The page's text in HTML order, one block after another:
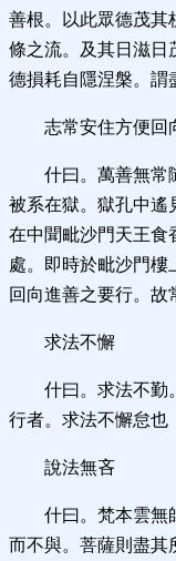
善根。以此眾德茂其
條之流。及其日滋日
德損耗自隱涅槃。謂
志常安住方便回
什曰。萬善無常
被系在獄。獄孔中遙
在中聞毗沙門天王食
處。即時於毗沙門樓
回向進善之要行。故
求法不懈
什曰。求法不勤
行者。求法不懈怠也
說法無吝
什曰。梵本雲無
而不與。菩薩則盡其